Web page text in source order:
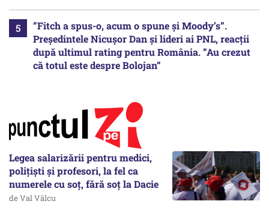
”Fitch a spus-o, acum o spune și Moody’s”.
Președintele Nicușor Dan și lideri ai PNL, reacții
după ultimul rating pentru România. ”Au crezut
că totul este despre Bolojan”
Legea salarizării pentru medici,
polițiști și profesori, la fel ca
numerele cu soț, fără soț la Dacie
de Val Vâlcu